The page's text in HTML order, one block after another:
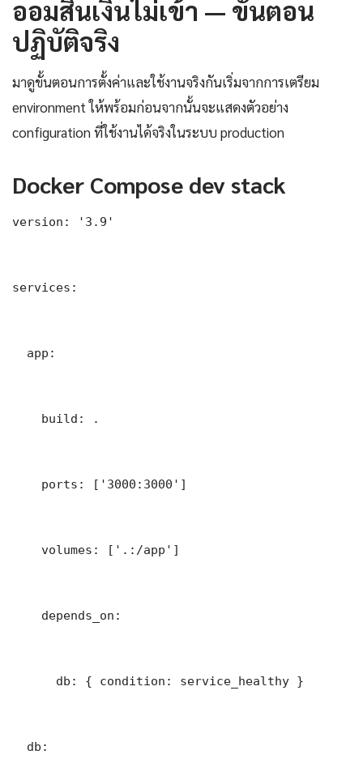
ออมสินเงินไม่เข้า — ขั้นตอน
ปฏิบัติจริง
มาดูขั้นตอนการตั้งค่าและใช้งานจริงกันเริ่มจากการเตรียม
environment ให้พร้อมก่อนจากนั้นจะแสดงตัวอย่าง
configuration ที่ใช้งานได้จริงในระบบ production
Docker Compose dev stack
version: '3.9'
services:
  app:
    build: .
    ports: ['3000:3000']
    volumes: ['.:/app']
    depends_on:
      db: { condition: service_healthy }
  db: